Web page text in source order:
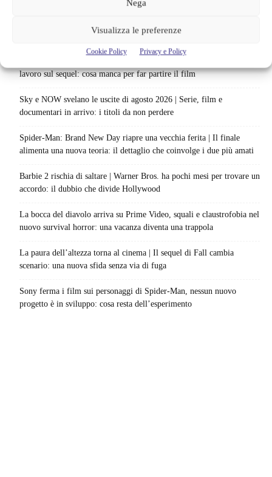
Nega
Visualizza le preferenze
Cookie Policy Privacy e Policy
lavoro sul sequel: cosa manca per far partire il film
Sky e NOW svelano le uscite di agosto 2026 | Serie, film e
documentari in arrivo: i titoli da non perdere
Spider-Man: Brand New Day riapre una vecchia ferita | Il finale
alimenta una nuova teoria: il dettaglio che coinvolge i due più amati
Barbie 2 rischia di saltare | Warner Bros. ha pochi mesi per trovare un
accordo: il dubbio che divide Hollywood
La bocca del diavolo arriva su Prime Video, squali e claustrofobia nel
nuovo survival horror: una vacanza diventa una trappola
La paura dell’altezza torna al cinema | Il sequel di Fall cambia
scenario: una nuova sfida senza via di fuga
Sony ferma i film sui personaggi di Spider-Man, nessun nuovo
progetto è in sviluppo: cosa resta dell’esperimento